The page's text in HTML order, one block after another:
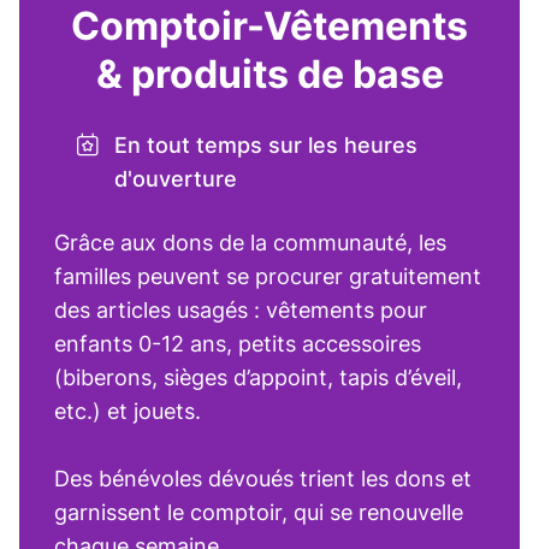
Comptoir-Vêtements
& produits de base
En tout temps sur les heures
d'ouverture
Grâce aux dons de la communauté, les
familles peuvent se procurer gratuitement
des articles usagés : vêtements pour
enfants 0-12 ans, petits accessoires
(biberons, sièges d’appoint, tapis d’éveil,
etc.) et jouets.
Des bénévoles dévoués trient les dons et
garnissent le comptoir, qui se renouvelle